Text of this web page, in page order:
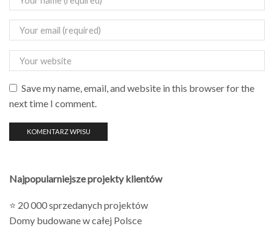
Save my name, email, and website in this browser for the
next time I comment.
Najpopularniejsze projekty klientów
⭐ 20 000 sprzedanych projektów
Domy budowane w całej Polsce